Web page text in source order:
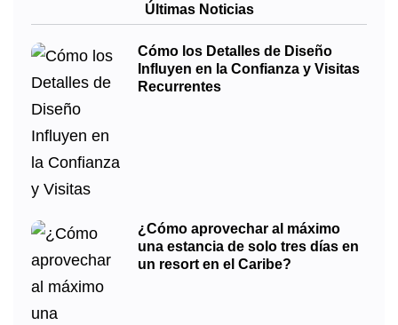
Últimas Noticias
Cómo los Detalles de Diseño
Influyen en la Confianza y Visitas
Recurrentes
¿Cómo aprovechar al máximo
una estancia de solo tres días en
un resort en el Caribe?